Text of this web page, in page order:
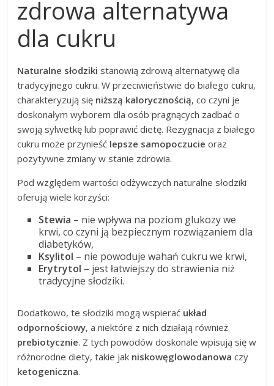
zdrowa alternatywa
dla cukru
Naturalne słodziki stanowią zdrową alternatywę dla
tradycyjnego cukru. W przeciwieństwie do białego cukru,
charakteryzują się niższą kalorycznością, co czyni je
doskonałym wyborem dla osób pragnących zadbać o
swoją sylwetkę lub poprawić dietę. Rezygnacja z białego
cukru może przynieść lepsze samopoczucie oraz
pozytywne zmiany w stanie zdrowia.
Pod względem wartości odżywczych naturalne słodziki
oferują wiele korzyści:
Stewia – nie wpływa na poziom glukozy we
krwi, co czyni ją bezpiecznym rozwiązaniem dla
diabetyków,
Ksylitol – nie powoduje wahań cukru we krwi,
Erytrytol – jest łatwiejszy do strawienia niż
tradycyjne słodziki.
Dodatkowo, te słodziki mogą wspierać układ
odpornościowy, a niektóre z nich działają również
prebiotycznie. Z tych powodów doskonale wpisują się w
różnorodne diety, takie jak niskowęglowodanowa czy
ketogeniczna.